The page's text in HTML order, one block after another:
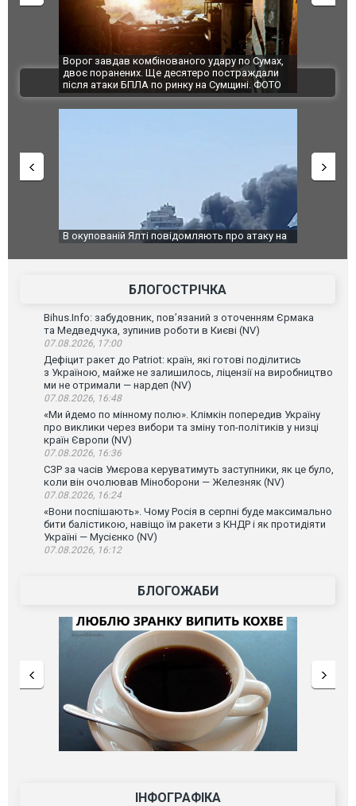
За 2000 кілометрів від кордону з Україною: в
Єкатеринбурзі після атаки дронів загорівся
склад Wildberries. ФОТО. ВІДЕО
"Мої
ВІДЕО
За 2000 кілометрів від кордону з Україною: в
склад Wildberries. ФОТО. ВІДЕО
В
БЛОГОСТРІЧКА
Bihus.Info: забудовник, пов’язаний з оточенням Єрмака
та Медведчука, зупинив роботи в Києві (NV)
07.08.2026, 17:00
Дефіцит ракет до Patriot: країн, які готові поділитись
з Україною, майже не залишилось, ліцензії на виробництво
ми не отримали — нардеп (NV)
07.08.2026, 16:48
«Ми йдемо по мінному полю». Клімкін попередив Україну
про виклики через вибори та зміну топ-політиків у низці
країн Європи (NV)
07.08.2026, 16:36
СЗР за часів Умєрова керуватимуть заступники, як це було,
коли він очолював Міноборони — Железняк (NV)
07.08.2026, 16:24
«Вони поспішають». Чому Росія в серпні буде максимально
бити балістикою, навіщо їм ракети з КНДР і як протидіяти
Україні — Мусієнко (NV)
07.08.2026, 16:12
БЛОГОЖАБИ
ІНФОГРАФІКА